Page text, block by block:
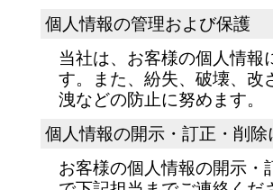
個人情報の管理および保護
当社は、お客様の個人情報
す。また、紛失、破壊、改
洩などの防止に努めます。
個人情報の開示・訂正・削
お客様の個人情報の開示・